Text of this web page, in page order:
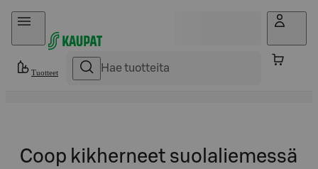
Hyppää sisältöön
Tuotteet
Coop kikherneet suolaliemessä